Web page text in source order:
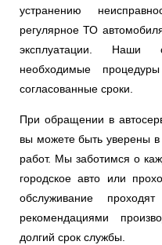
устранению
регулярное ТО
эксплуатации. Наши
необходимые
согласованные сроки.
При обращении в
вы можете быть уверены
работ. Мы заботимся о
городское авто или
обслуживание
рекомендациями
долгий срок службы.